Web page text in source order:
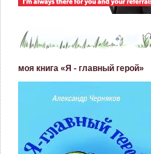
моя книга «Я - главный герой»